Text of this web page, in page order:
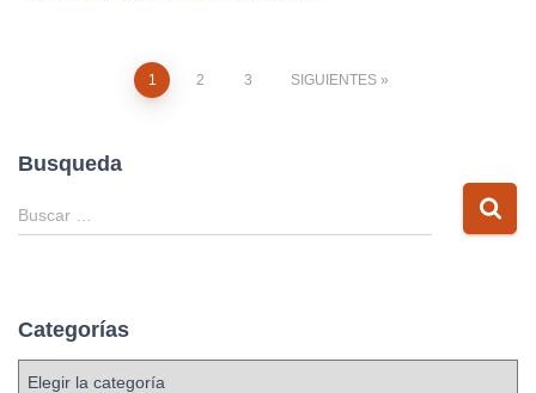
Paginación
1 2 3 SIGUIENTES
Busqueda
B
u
r
:
Buscar …
Categorías